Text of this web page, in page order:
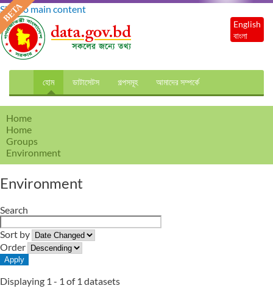
Skip to main content
হোম ডাটাসেটস গল্পসমূহ আমাদের সম্পর্কে
English
বাংলা
Home
Home
Groups
Environment
Environment
Search
Sort by
Order
Displaying 1 - 1 of 1 datasets